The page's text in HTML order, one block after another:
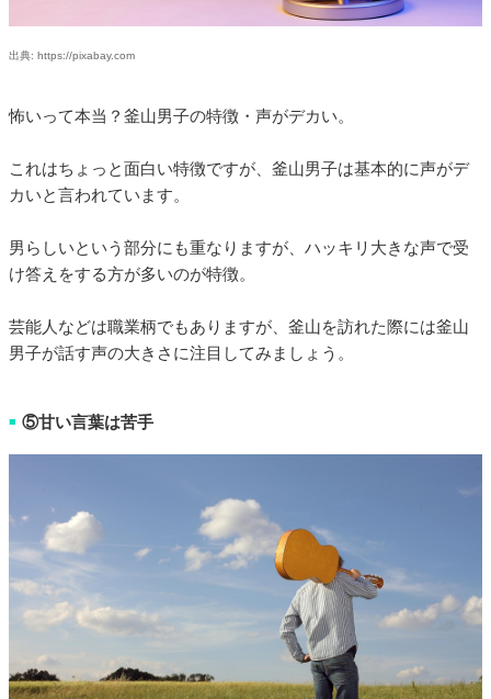
出典: https://pixabay.com
怖いって本当？釜山男子の特徴・声がデカい。
これはちょっと面白い特徴ですが、釜山男子は基本的に声がデ
カいと言われています。
男らしいという部分にも重なりますが、ハッキリ大きな声で受
け答えをする方が多いのが特徴。
芸能人などは職業柄でもありますが、釜山を訪れた際には釜山
男子が話す声の大きさに注目してみましょう。
■ ⑤甘い言葉は苦手